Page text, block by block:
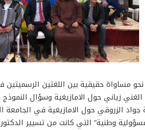
الله إكلا حول نحو مساواة حقيقية بين اللغتين
زياني حول الامازيغية وسؤال النموذج
جواد الزروقي حول الامازيغية في الجامعة
وطنية” التي كانت من تسيير